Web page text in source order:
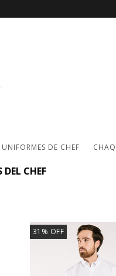
UNIFORMES DE CHEF
CHEF
31 % OFF